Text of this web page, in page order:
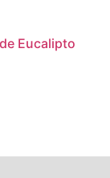
Eucalipto